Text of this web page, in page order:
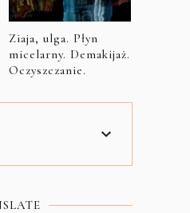
Ziaja, ulga. Płyn
micelarny. Demakijaż.
Oczyszczanie.